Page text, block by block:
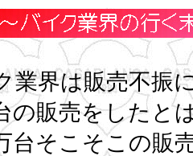
業界は販売不振
の販売をしたと
台そこそこの販